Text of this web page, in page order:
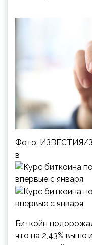
Фото: ИЗВЕСТИЯ/
в
Биткойн
что на 2,43% выше